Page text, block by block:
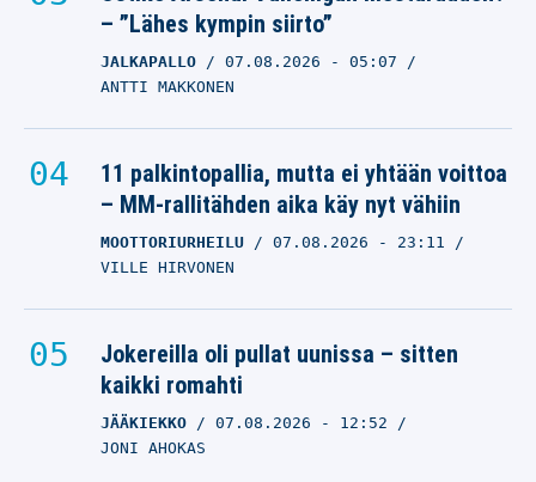
– ”Lähes kympin siirto”
JALKAPALLO 07.08.2026 - 05:07
ANTTI MAKKONEN
11 palkintopallia, mutta ei yhtään voittoa
– MM-rallitähden aika käy nyt vähiin
MOOTTORIURHEILU 07.08.2026 - 23:11
VILLE HIRVONEN
Jokereilla oli pullat uunissa – sitten
kaikki romahti
JÄÄKIEKKO 07.08.2026 - 12:52
JONI AHOKAS